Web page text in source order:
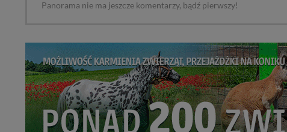
Panorama nie ma jeszcze komentarzy, bądź pierwszy!